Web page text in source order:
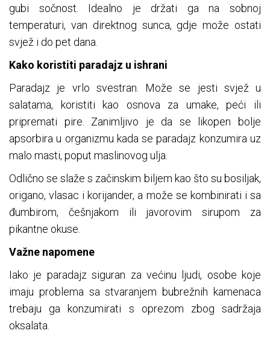
gubi sočnost. Idealno je držati ga na sobnoj
temperaturi, van direktnog sunca, gdje može ostati
svjež i do pet dana.
Kako koristiti paradajz u ishrani
Paradajz je vrlo svestran. Može se jesti svjež u
salatama, koristiti kao osnova za umake, peći ili
pripremati pire. Zanimljivo je da se likopen bolje
apsorbira u organizmu kada se paradajz konzumira uz
malo masti, poput maslinovog ulja.
Odlično se slaže s začinskim biljem kao što su bosiljak,
origano, vlasac i korijander, a može se kombinirati i sa
đumbirom, češnjakom ili javorovim sirupom za
pikantne okuse.
Važne napomene
Iako je paradajz siguran za većinu ljudi, osobe koje
imaju problema sa stvaranjem bubrežnih kamenaca
trebaju ga konzumirati s oprezom zbog sadržaja
oksalata.